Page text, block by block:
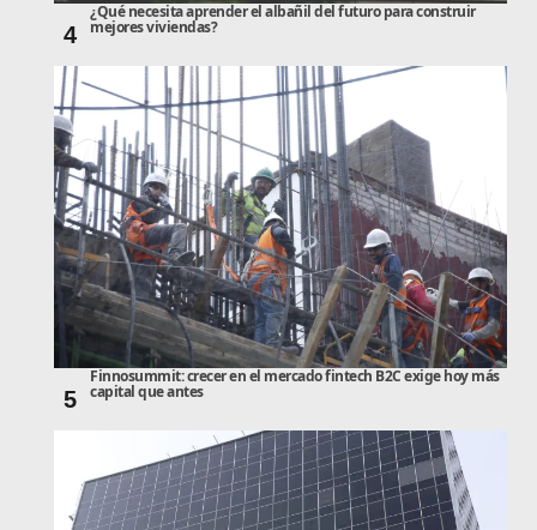
4
¿Qué necesita aprender el albañil del futuro para construir
mejores viviendas?
5
Finnosummit: crecer en el mercado fintech B2C exige hoy más
capital que antes